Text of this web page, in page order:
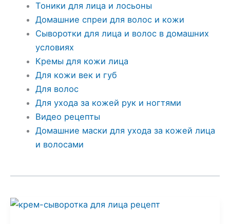
Тоники для лица и лосьоны
Домашние спреи для волос и кожи
Сыворотки для лица и волос в домашних
условиях
Кремы для кожи лица
Для кожи век и губ
Для волос
Для ухода за кожей рук и ногтями
Видео рецепты
Домашние маски для ухода за кожей лица
и волосами